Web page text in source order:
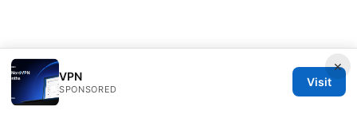
×
VPN
SPONSORED
Visit